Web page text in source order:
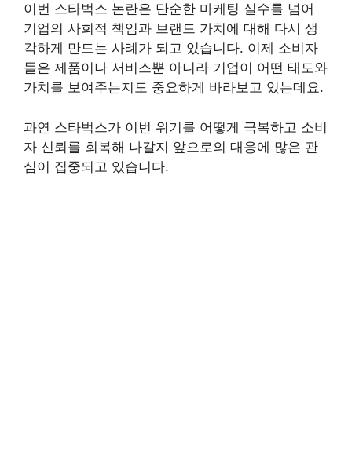
이번 스타벅스 논란은 단순한 마케팅 실수를 넘어
기업의 사회적 책임과 브랜드 가치에 대해 다시 생
각하게 만드는 사례가 되고 있습니다. 이제 소비자
들은 제품이나 서비스뿐 아니라 기업이 어떤 태도와
가치를 보여주는지도 중요하게 바라보고 있는데요.
과연 스타벅스가 이번 위기를 어떻게 극복하고 소비
자 신뢰를 회복해 나갈지 앞으로의 대응에 많은 관
심이 집중되고 있습니다.